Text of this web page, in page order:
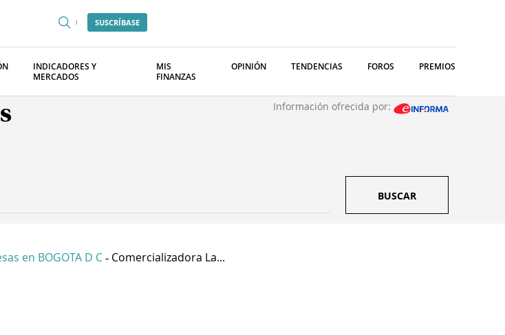
SUSCRÍBASE
INDICADORES Y
MERCADOS
MIS
FINANZAS
OPINIÓN TENDENCIAS FOROS PREMIOS
Información ofrecida por:
BUSCAR
en BOGOTA D C - Comercializadora La...